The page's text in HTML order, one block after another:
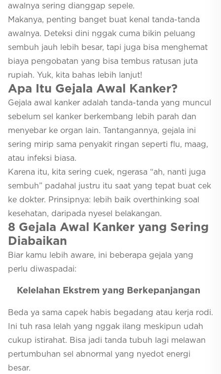
awalnya sering dianggap sepele.
Makanya, penting banget buat kenal tanda-tanda
awalnya. Deteksi dini nggak cuma bikin peluang
sembuh jauh lebih besar, tapi juga bisa menghemat
biaya pengobatan yang bisa tembus ratusan juta
rupiah. Yuk, kita bahas lebih lanjut!
Apa Itu Gejala Awal Kanker?
Gejala awal kanker adalah tanda-tanda yang muncul
sebelum sel kanker berkembang lebih parah dan
menyebar ke organ lain. Tantangannya, gejala ini
sering mirip sama penyakit ringan seperti flu, maag,
atau infeksi biasa.
Karena itu, kita sering cuek, ngerasa “ah, nanti juga
sembuh” padahal justru itu saat yang tepat buat cek
ke dokter. Prinsipnya: lebih baik overthinking soal
kesehatan, daripada nyesel belakangan.
8 Gejala Awal Kanker yang Sering
Diabaikan
Biar kamu lebih aware, ini beberapa gejala yang
perlu diwaspadai:
Kelelahan Ekstrem yang Berkepanjangan
Beda ya sama capek habis begadang atau kerja rodi.
Ini tuh rasa lelah yang nggak ilang meskipun udah
cukup istirahat. Bisa jadi tanda tubuh lagi melawan
pertumbuhan sel abnormal yang nyedot energi
besar.